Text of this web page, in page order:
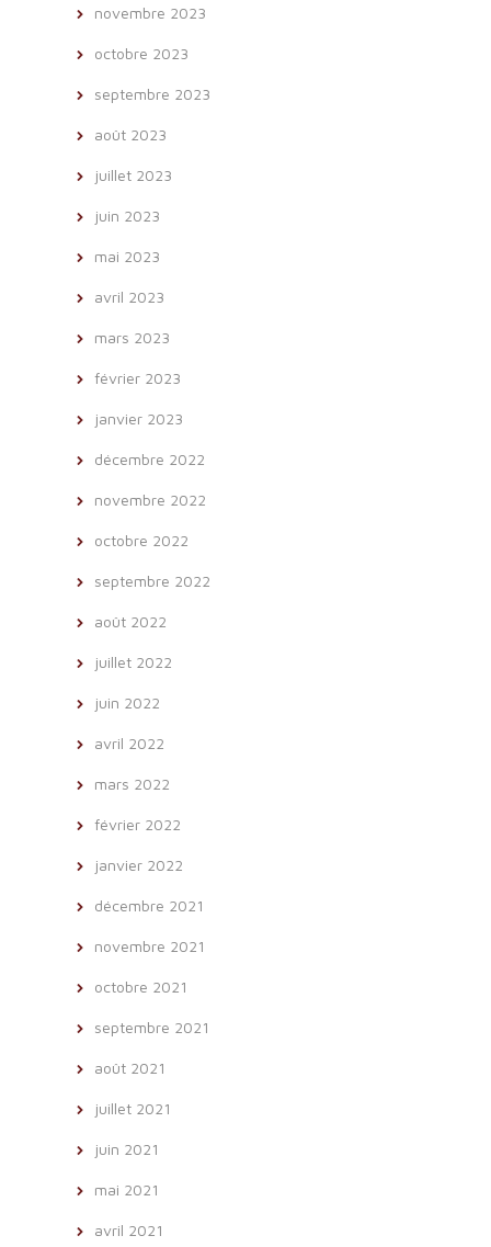
novembre 2023
octobre 2023
septembre 2023
août 2023
juillet 2023
juin 2023
mai 2023
avril 2023
mars 2023
février 2023
janvier 2023
décembre 2022
novembre 2022
octobre 2022
septembre 2022
août 2022
juillet 2022
juin 2022
avril 2022
mars 2022
février 2022
janvier 2022
décembre 2021
novembre 2021
octobre 2021
septembre 2021
août 2021
juillet 2021
juin 2021
mai 2021
avril 2021